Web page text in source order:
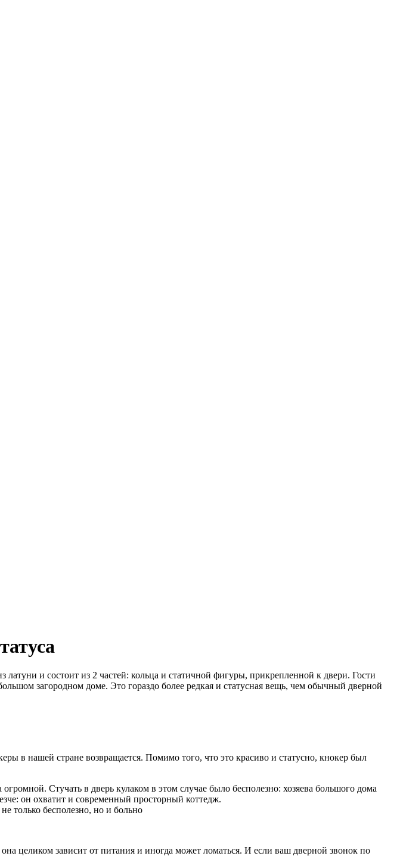
и состоит из 2 частей: кольца и статичной фигуры, прикрепленной к двери. Гости
загородном доме. Это гораздо более редкая и статусная вещь, чем обычный дверной
в нашей стране возвращается. Помимо того, что это красиво и статусно, кнокер был
Стучать в дверь кулаком в этом случае было бесполезно: хозяева большого дома
он охватит и современный просторный коттедж.
только бесполезно, но и больно
целиком зависит от питания и иногда может ломаться. И если ваш дверной звонок по